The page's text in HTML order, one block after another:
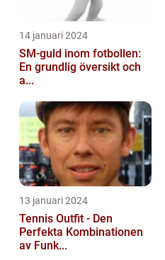
14 januari 2024
SM-guld inom fotbollen:
En grundlig översikt och
a...
13 januari 2024
Tennis Outfit - Den
Perfekta Kombinationen
av Funk...